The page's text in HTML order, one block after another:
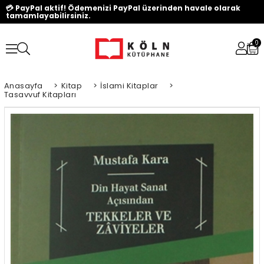
💳 PayPal aktif! Ödemenizi PayPal üzerinden havale olarak
tamamlayabilirsiniz.
0
Anasayfa > Kitap > İslami Kitaplar >
Tasavvuf Kitapları